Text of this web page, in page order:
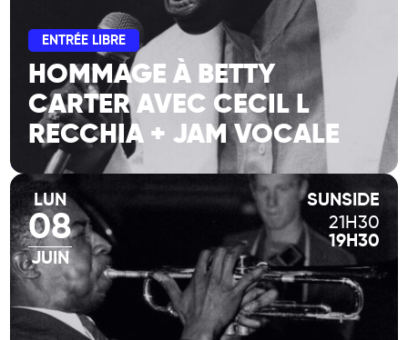
ENTRÉE LIBRE
HOMMAGE À BETTY
CARTER AVEC CECIL L
RECCHIA + JAM VOCALE
LUN
08
JUIN
SUNSIDE
21H30
19H30